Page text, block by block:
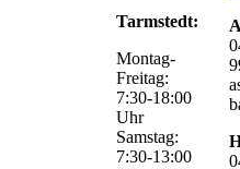
Tarmstedt:
Montag-
Freitag:
7:30-18:00
Uhr
Samstag:
7:30-13:00